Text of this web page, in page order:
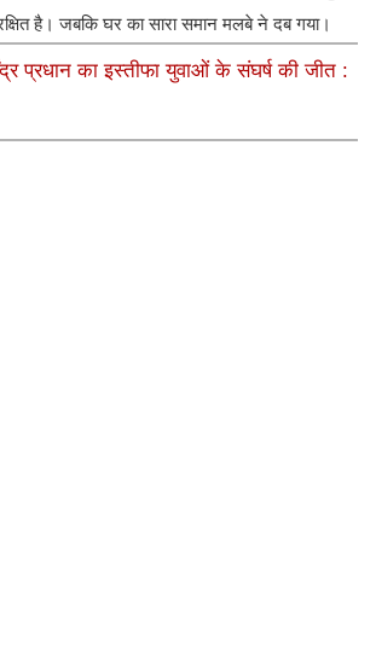
है। जबकि घर का सारा समान मलबे ने दब गया।
प्रधान का इस्तीफा युवाओं के संघर्ष की जीत :